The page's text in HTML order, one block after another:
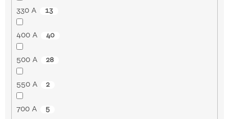
330 A 13
400 A 40
500 A 28
550 A 2
700 A 5